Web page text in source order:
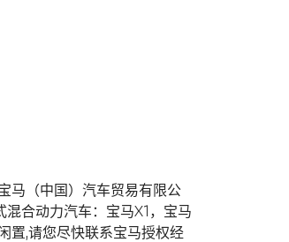
马（中国）汽车贸易有限公
合动力汽车：宝马X1，宝马
置,请您尽快联系宝马授权经